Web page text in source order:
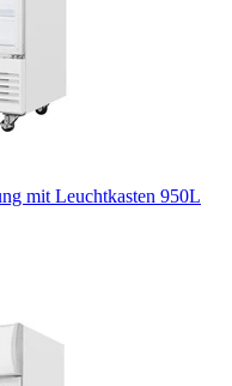
mit Leuchtkasten 950L